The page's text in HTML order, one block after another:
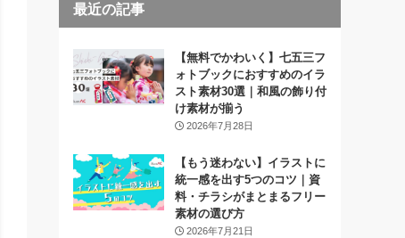
最近の記事
【無料でかわいく】七五三フ
ォトブックにおすすめのイラ
スト素材30選｜和風の飾り付
け素材が揃う
2026年7月28日
【もう迷わない】イラストに
統一感を出す5つのコツ｜資
料・チラシがまとまるフリー
素材の選び方
2026年7月21日